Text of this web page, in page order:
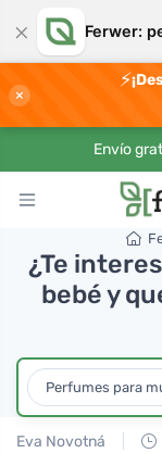
× Ferwer:
×
⚡
Envío
¿Te
bebé y
Perfumes para
Eva Novotná